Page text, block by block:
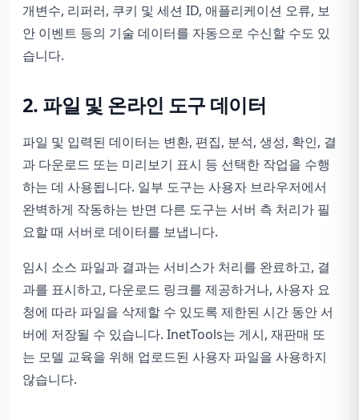
개변수, 리퍼러, 쿠키 및 세션 ID, 애플리케이션 오류, 보
안 이벤트 등의 기술 데이터를 자동으로 수신할 수도 있
습니다.
2. 파일 및 온라인 도구 데이터
파일 및 입력된 데이터는 변환, 편집, 분석, 생성, 확인, 결
과 다운로드 또는 미리보기 표시 등 선택한 작업을 수행
하는 데 사용됩니다. 일부 도구는 사용자 브라우저에서
완벽하게 작동하는 반면 다른 도구는 서버 측 처리가 필
요할 때 서버로 데이터를 보냅니다.
임시 소스 파일과 결과는 서비스가 처리를 완료하고, 결
과를 표시하고, 다운로드 링크를 제공하거나, 사용자 요
청에 따라 파일을 삭제할 수 있도록 제한된 시간 동안 서
버에 저장될 수 있습니다. InetTools는 게시, 재판매 또
는 모델 교육을 위해 업로드된 사용자 파일을 사용하지
않습니다.